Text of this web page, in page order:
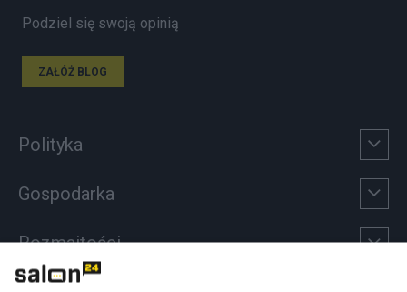
Podziel się swoją opinią
ZAŁÓŻ BLOG
Polityka
Gospodarka
Rozmaitości